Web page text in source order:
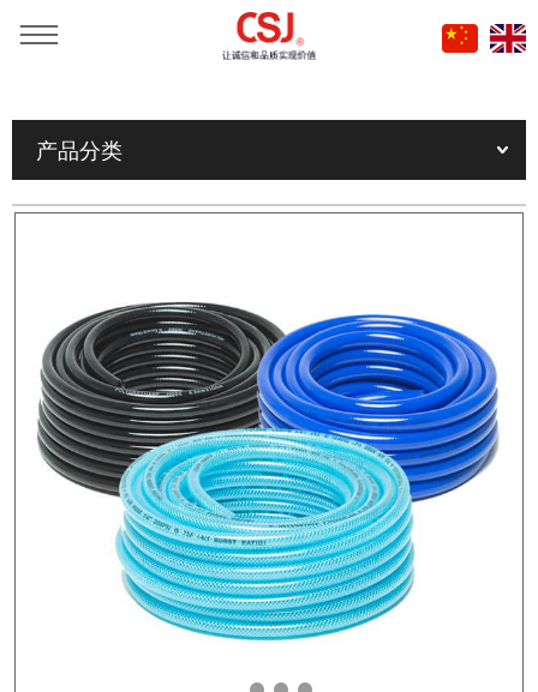
首页
» 产品 » 工业、农业、家庭用高压软管
»
TPU / PVC高压软管系列
产品分类